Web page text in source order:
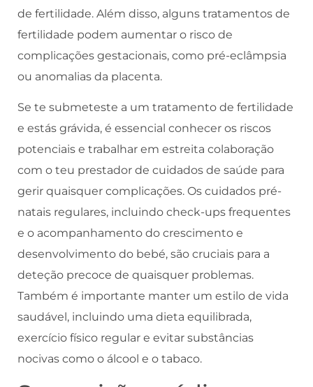
de fertilidade. Além disso, alguns tratamentos de
fertilidade podem aumentar o risco de
complicações gestacionais, como pré-eclâmpsia
ou anomalias da placenta.
Se te submeteste a um tratamento de fertilidade
e estás grávida, é essencial conhecer os riscos
potenciais e trabalhar em estreita colaboração
com o teu prestador de cuidados de saúde para
gerir quaisquer complicações. Os cuidados pré-
natais regulares, incluindo check-ups frequentes
e o acompanhamento do crescimento e
desenvolvimento do bebé, são cruciais para a
deteção precoce de quaisquer problemas.
Também é importante manter um estilo de vida
saudável, incluindo uma dieta equilibrada,
exercício físico regular e evitar substâncias
nocivas como o álcool e o tabaco.